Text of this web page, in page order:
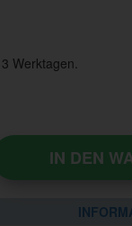
Werktagen.
IN DEN